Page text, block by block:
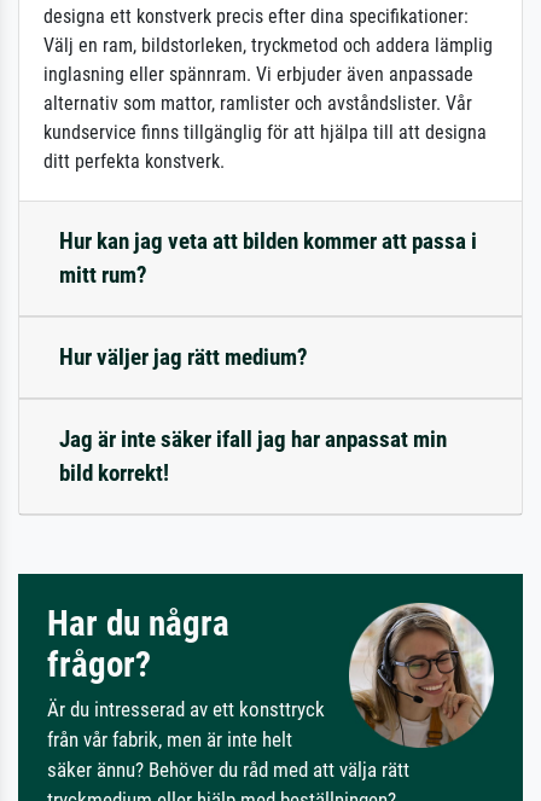
designa ett konstverk precis efter dina specifikationer:
Välj en ram, bildstorleken, tryckmetod och addera lämplig
inglasning eller spännram. Vi erbjuder även anpassade
alternativ som mattor, ramlister och avståndslister. Vår
kundservice finns tillgänglig för att hjälpa till att designa
ditt perfekta konstverk.
Hur kan jag veta att bilden kommer att passa i
mitt rum?
Hur väljer jag rätt medium?
Jag är inte säker ifall jag har anpassat min
bild korrekt!
Har du några
frågor?
Är du intresserad av ett konsttryck
från vår fabrik, men är inte helt
säker ännu? Behöver du råd med att välja rätt